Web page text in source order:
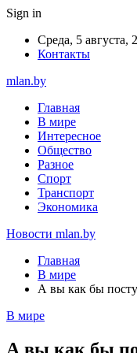
Sign in
Среда, 5 августа,
Контакты
mlan.by
Главная
В мире
Интересное
Общество
Разное
Спорт
Транспорт
Экономика
Новости mlan.by
Главная
В мире
А вы как бы
В мире